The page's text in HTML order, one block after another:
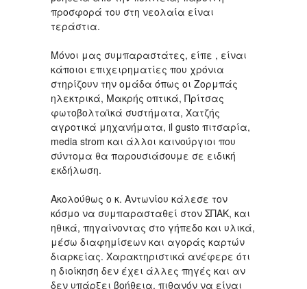
προσφορά του στη νεολαία είναι
τεράστια.
Μόνοι μας συμπαραστάτες, είπε , είναι
κάποιοι επιχειρηματίες που χρόνια
στηρίζουν την ομάδα όπως οι Ζορμπάς
ηλεκτρικά, Μακρής οπτικά, Πρίτσας
φωτοβολταϊκά συστήματα, Χατζής
αγροτικά μηχανήματα, il gusto πιτσαρία,
media strom και άλλοι καινούργιοι που
σύντομα θα παρουσιάσουμε σε ειδική
εκδήλωση.
Ακολούθως ο κ. Αντωνίου κάλεσε τον
κόσμο να συμπαρασταθεί στον ΣΠΑΚ, και
ηθικά, πηγαίνοντας στο γήπεδο και υλικά,
μέσω διαφημίσεων και αγοράς καρτών
διαρκείας. Χαρακτηριστικά ανέφερε ότι
η διοίκηση δεν έχει άλλες πηγές και αν
δεν υπάρξει βοήθεια, πιθανόν να είναι